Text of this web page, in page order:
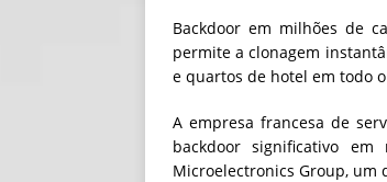
Backdoor em milhões de
permite a clonagem
e quartos de hotel em todo
A empresa francesa de
backdoor significativo
Microelectronics Group, um